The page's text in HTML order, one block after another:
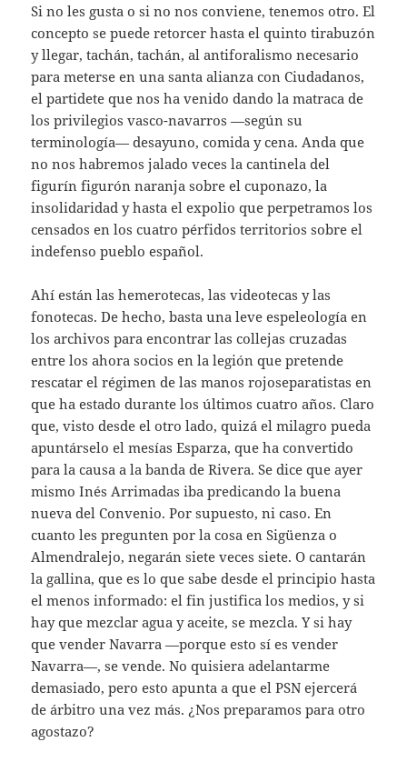
Si no les gusta o si no nos conviene, tenemos otro. El
concepto se puede retorcer hasta el quinto tirabuzón
y llegar, tachán, tachán, al antiforalismo necesario
para meterse en una santa alianza con Ciudadanos,
el partidete que nos ha venido dando la matraca de
los privilegios vasco-navarros —según su
terminología— desayuno, comida y cena. Anda que
no nos habremos jalado veces la cantinela del
figurín figurón naranja sobre el cuponazo, la
insolidaridad y hasta el expolio que perpetramos los
censados en los cuatro pérfidos territorios sobre el
indefenso pueblo español.
Ahí están las hemerotecas, las videotecas y las
fonotecas. De hecho, basta una leve espeleología en
los archivos para encontrar las collejas cruzadas
entre los ahora socios en la legión que pretende
rescatar el régimen de las manos rojoseparatistas en
que ha estado durante los últimos cuatro años. Claro
que, visto desde el otro lado, quizá el milagro pueda
apuntárselo el mesías Esparza, que ha convertido
para la causa a la banda de Rivera. Se dice que ayer
mismo Inés Arrimadas iba predicando la buena
nueva del Convenio. Por supuesto, ni caso. En
cuanto les pregunten por la cosa en Sigüenza o
Almendralejo, negarán siete veces siete. O cantarán
la gallina, que es lo que sabe desde el principio hasta
el menos informado: el fin justifica los medios, y si
hay que mezclar agua y aceite, se mezcla. Y si hay
que vender Navarra —porque esto sí es vender
Navarra—, se vende. No quisiera adelantarme
demasiado, pero esto apunta a que el PSN ejercerá
de árbitro una vez más. ¿Nos preparamos para otro
agostazo?